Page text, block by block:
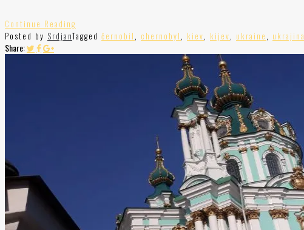
Continue Reading
Posted by SrdjanTagged černobil , chernobyl , kiev, kijev, ukraine , ukrajina
Share: